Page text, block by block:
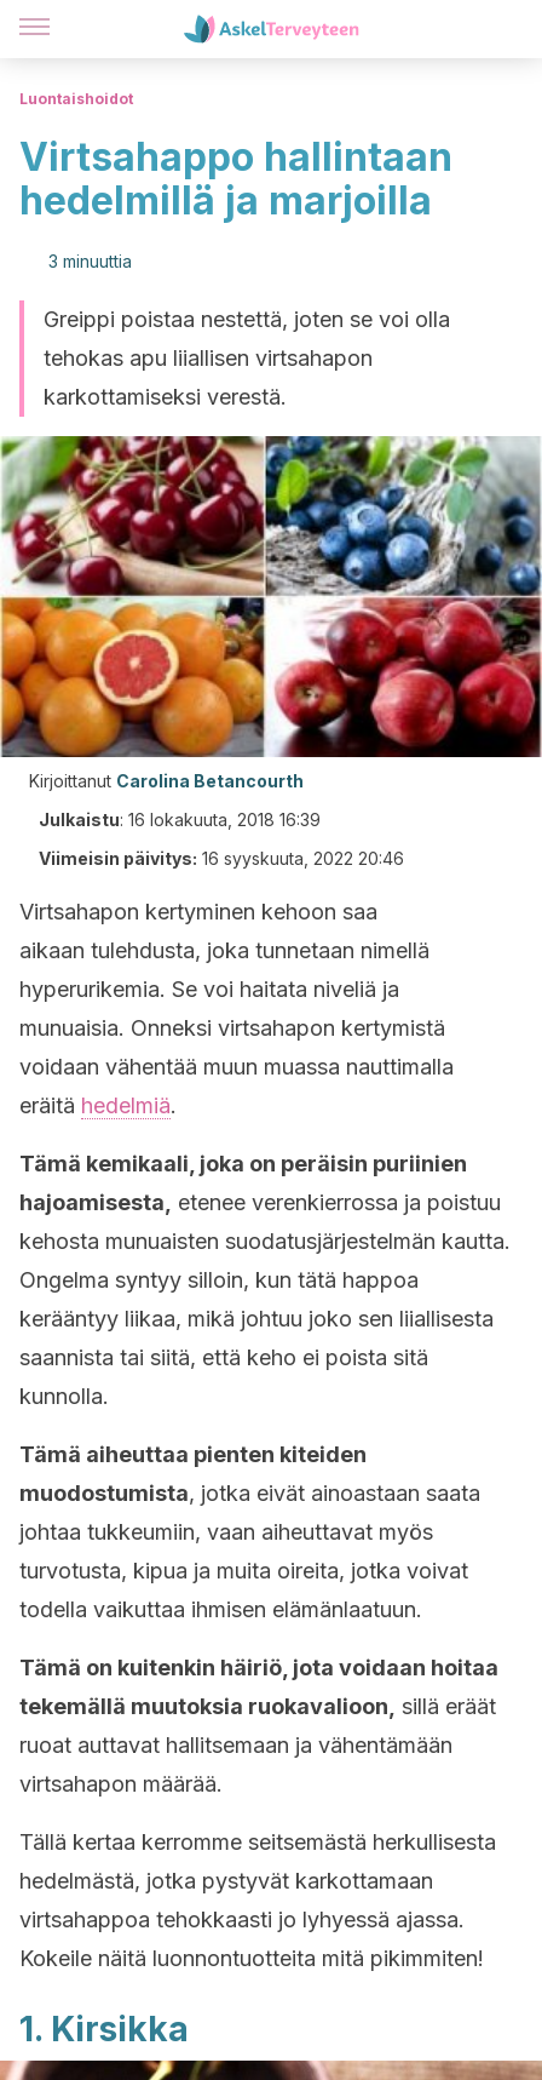
Luontaishoidot
Virtsahappo hallintaan
hedelmillä ja marjoilla
3 minuuttia
Greippi poistaa nestettä, joten se voi olla
tehokas apu liiallisen virtsahapon
karkottamiseksi verestä.
Kirjoittanut Carolina Betancourth
Julkaistu: 16 lokakuuta, 2018 16:39
Viimeisin päivitys: 16 syyskuuta, 2022 20:46
Virtsahapon kertyminen kehoon saa
aikaan tulehdusta, joka tunnetaan nimellä
hyperurikemia. Se voi haitata niveliä ja
munuaisia. Onneksi virtsahapon kertymistä
voidaan vähentää muun muassa nauttimalla
eräitä hedelmiä.
Tämä kemikaali, joka on peräisin puriinien
hajoamisesta,
etenee verenkierrossa ja poistuu
kehosta munuaisten suodatusjärjestelmän kautta.
Ongelma syntyy silloin, kun tätä happoa
kerääntyy liikaa, mikä johtuu joko sen liiallisesta
saannista tai siitä, että keho ei poista sitä
kunnolla.
Tämä aiheuttaa pienten kiteiden
muodostumista, jotka eivät ainoastaan saata
johtaa tukkeumiin, vaan aiheuttavat myös
turvotusta, kipua ja muita oireita, jotka voivat
todella vaikuttaa ihmisen elämänlaatuun.
Tämä on kuitenkin häiriö, jota voidaan hoitaa
tekemällä muutoksia ruokavalioon, sillä eräät
ruoat auttavat hallitsemaan ja vähentämään
virtsahapon määrää.
Tällä kertaa kerromme seitsemästä herkullisesta
hedelmästä, jotka pystyvät karkottamaan
virtsahappoa tehokkaasti jo lyhyessä ajassa.
Kokeile näitä luonnontuotteita mitä pikimmiten!
1. Kirsikka